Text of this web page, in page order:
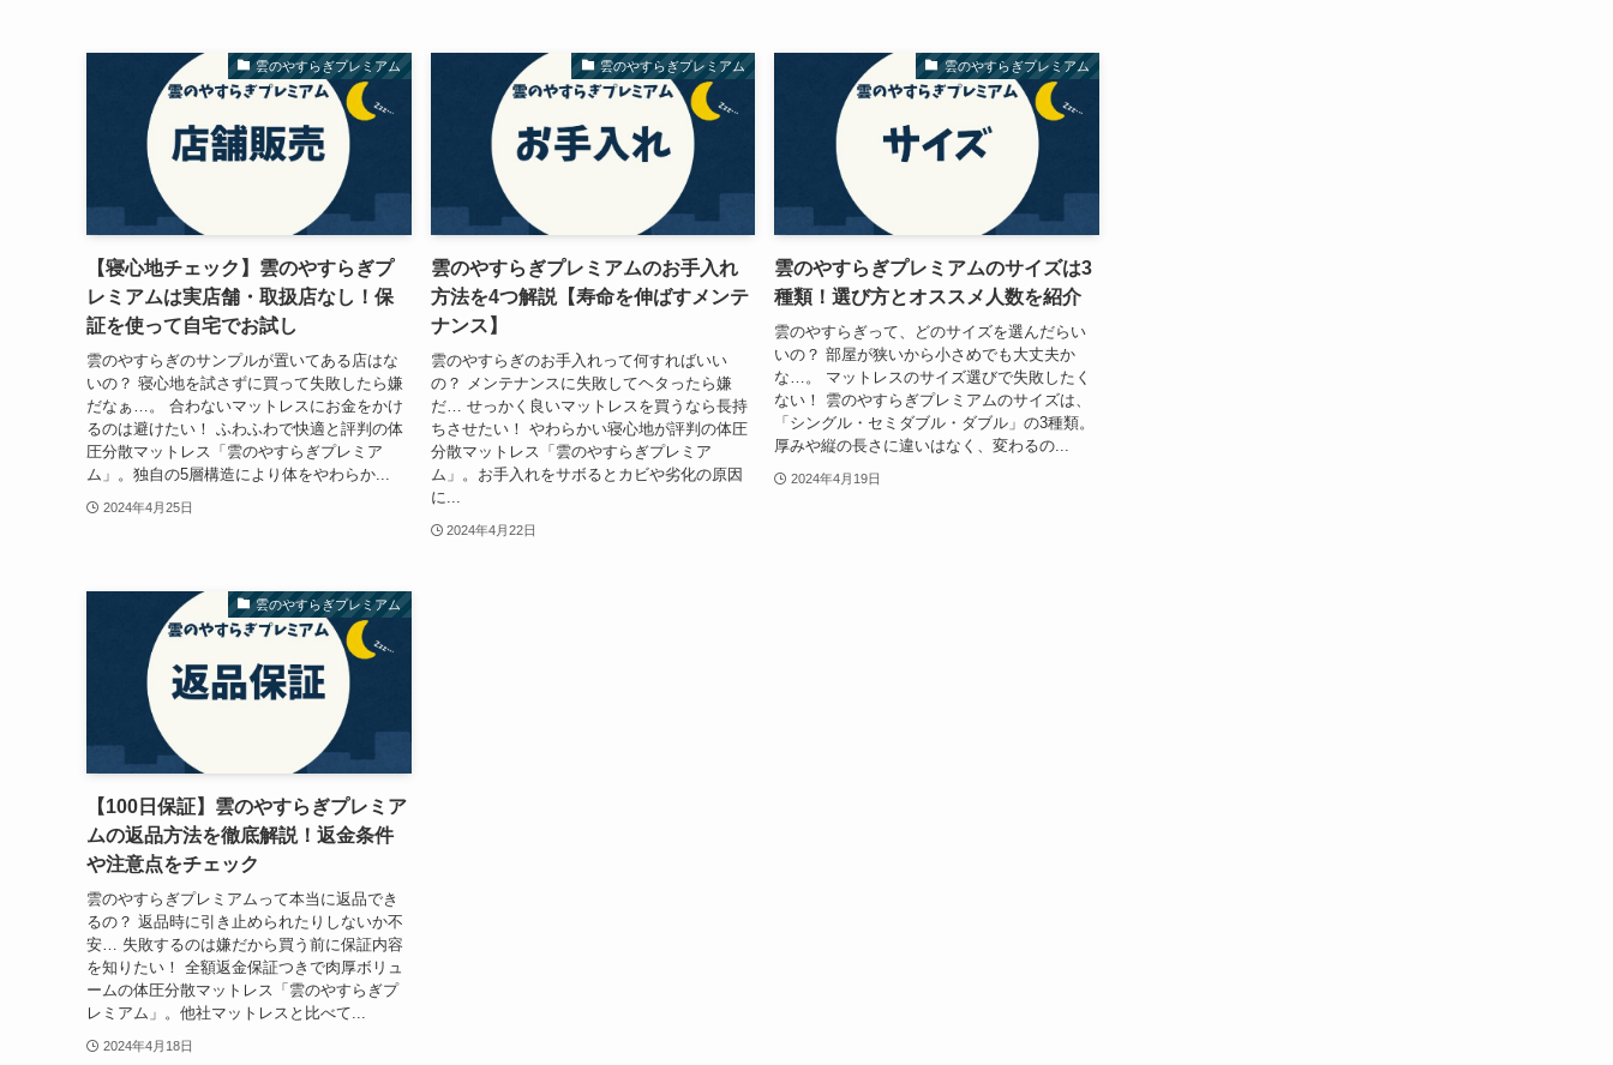
雲のやすらぎプレミアム
【寝心地チェック】雲のやすらぎプ
レミアムは実店舗・取扱店なし！保
証を使って自宅でお試し
雲のやすらぎのサンプルが置いてある店はな
いの？ 寝心地を試さずに買って失敗したら嫌
だなぁ…。 合わないマットレスにお金をかけ
るのは避けたい！ ふわふわで快適と評判の体
圧分散マットレス「雲のやすらぎプレミア
ム」。独自の5層構造により体をやわらか...
2024年4月25日
雲のやすらぎプレミアム
雲のやすらぎプレミアムのお手入れ
方法を4つ解説【寿命を伸ばすメンテ
ナンス】
雲のやすらぎのお手入れって何すればいい
の？ メンテナンスに失敗してヘタったら嫌
だ… せっかく良いマットレスを買うなら長持
ちさせたい！ やわらかい寝心地が評判の体圧
分散マットレス「雲のやすらぎプレミア
ム」。お手入れをサボるとカビや劣化の原因
に...
2024年4月22日
雲のやすらぎプレミアム
雲のやすらぎプレミアムのサイズは3
種類！選び方とオススメ人数を紹介
雲のやすらぎって、どのサイズを選んだらい
いの？ 部屋が狭いから小さめでも大丈夫か
な…。 マットレスのサイズ選びで失敗したく
ない！ 雲のやすらぎプレミアムのサイズは、
「シングル・セミダブル・ダブル」の3種類。
厚みや縦の長さに違いはなく、変わるの...
2024年4月19日
雲のやすらぎプレミアム
【100日保証】雲のやすらぎプレミア
ムの返品方法を徹底解説！返金条件
や注意点をチェック
雲のやすらぎプレミアムって本当に返品でき
るの？ 返品時に引き止められたりしないか不
安… 失敗するのは嫌だから買う前に保証内容
を知りたい！ 全額返金保証つきで肉厚ボリュ
ームの体圧分散マットレス「雲のやすらぎプ
レミアム」。他社マットレスと比べて...
2024年4月18日